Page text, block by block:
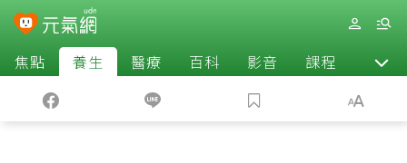
焦點 養生 醫療 百科 影音 課程 退休